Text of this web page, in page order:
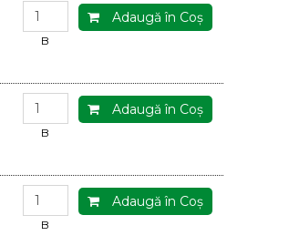
Adaugă în Coş
B
Adaugă în Coş
B
Adaugă în Coş
B